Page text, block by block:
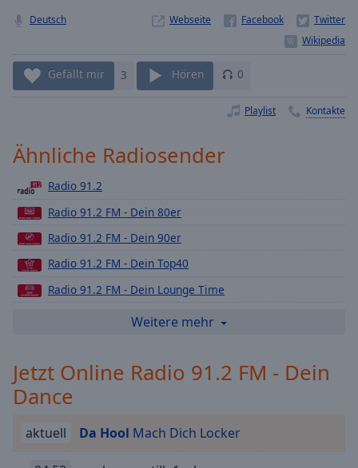
live LIVE
Time-
Chapters
Chapters
descriptions
off
selected
settings,
opens
subtitles
settings
dialog
Deutsch Webseite
Gefällt mir 3 Hören 0
Playlist Kontakte
Ähnliche Radiosender
Radio 91.2
Radio 91.2 FM - Dein 80er
Radio 91.2 FM - Dein 90er
Radio 91.2 FM - Dein Top40
Radio 91.2 FM - Dein Lounge Time
Radio 91.2 FM - Dein Urban
Radio 91.2 FM - Dein Love Radio
Radio 91.2 FM - Dein Detsch Pop Radio
Weitere mehr
Jetzt Online Radio 91.2 FM - Dein
Dance
aktuell Da Hool Mach Dich Locker